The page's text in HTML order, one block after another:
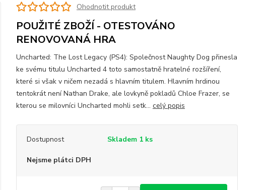
Ohodnotit produkt
POUŽITÉ ZBOŽÍ - OTESTOVÁNO
RENOVOVANÁ HRA
Uncharted: The Lost Legacy (PS4): Společnost Naughty Dog přinesla
ke svému titulu Uncharted 4 toto samostatně hratelné rozšíření,
které si však v ničem nezadá s hlavním titulem. Hlavním hrdinou
tentokrát není Nathan Drake, ale lovkyně pokladů Chloe Frazer, se
kterou se milovníci Uncharted mohli setk... celý popis
Dostupnost Skladem 1 ks
Nejsme plátci DPH